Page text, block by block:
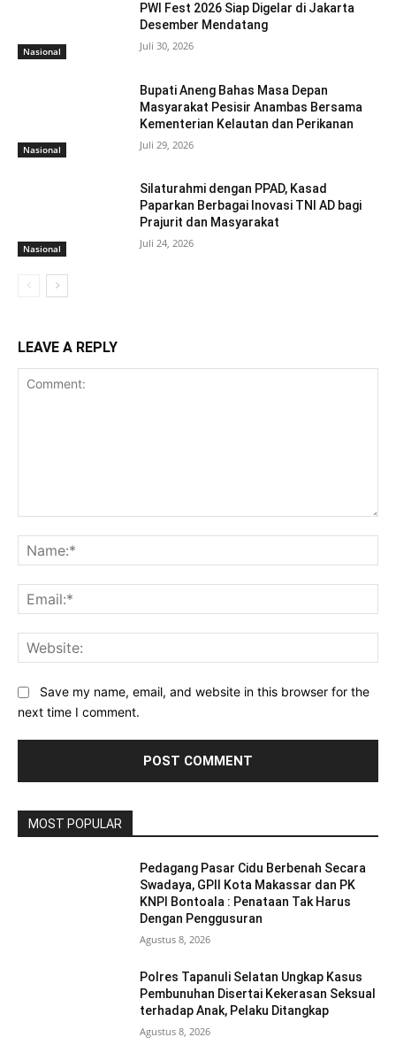
Nasional
PWI Fest 2026 Siap Digelar di Jakarta
Desember Mendatang
Juli 30, 2026
Nasional
Bupati Aneng Bahas Masa Depan
Masyarakat Pesisir Anambas Bersama
Kementerian Kelautan dan Perikanan
Juli 29, 2026
Nasional
Silaturahmi dengan PPAD, Kasad
Paparkan Berbagai Inovasi TNI AD bagi
Prajurit dan Masyarakat
Juli 24, 2026
LEAVE A REPLY
Save my name, email, and website in this browser for the
next time I comment.
MOST POPULAR
Pedagang Pasar Cidu Berbenah Secara
Swadaya, GPII Kota Makassar dan PK
KNPI Bontoala : Penataan Tak Harus
Dengan Penggusuran
Agustus 8, 2026
Polres Tapanuli Selatan Ungkap Kasus
Pembunuhan Disertai Kekerasan Seksual
terhadap Anak, Pelaku Ditangkap
Agustus 8, 2026